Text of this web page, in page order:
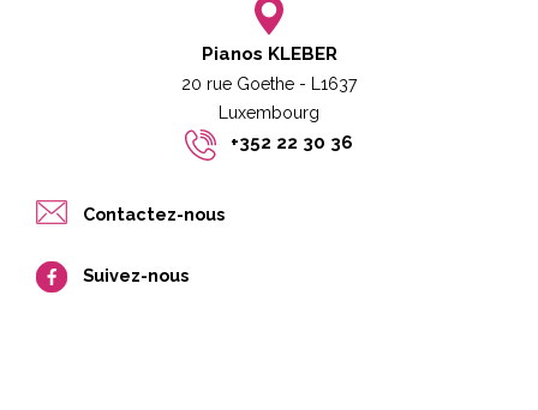
Pianos KLEBER
20 rue Goethe - L1637
Luxembourg​​
+352 22 30 36
Contactez-nous
Suivez-nous